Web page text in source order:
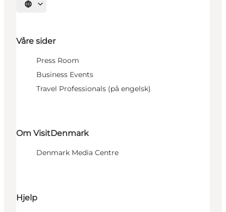
Velg språk
Våre sider
Press Room
Business Events
Travel Professionals (på engelsk)
Om VisitDenmark
Denmark Media Centre
Hjelp